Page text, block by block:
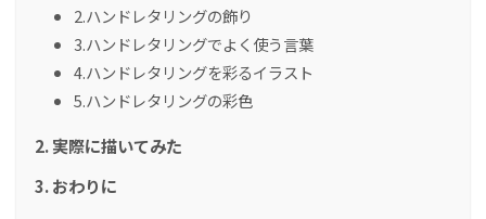
2.ハンドレタリングの飾り
3.ハンドレタリングでよく使う言葉
4.ハンドレタリングを彩るイラスト
5.ハンドレタリングの彩色
実際に描いてみた
おわりに